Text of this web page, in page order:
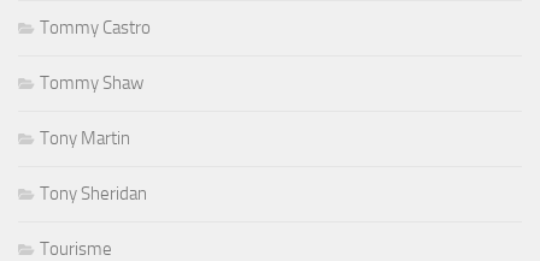
Tommy Castro
Tommy Shaw
Tony Martin
Tony Sheridan
Tourisme